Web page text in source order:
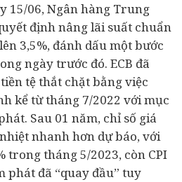
15/06, Ngân hàng Trung
định nâng lãi suất chuẩn
3,5%, đánh dấu một bước
ngày trước đó. ECB đã
tệ thắt chặt bằng việc
kể từ tháng 7/2022 với mục
Sau 01 năm, chỉ số giá
nhanh hơn dự báo, với
trong tháng 5/2023, còn CPI
phát đã “quay đầu” tuy